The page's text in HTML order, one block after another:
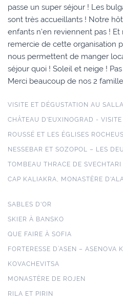
passe un super séjour ! Les
sont très accueillants ! Notre
enfants n'en reviennent pas ! Et
remercie de cette organisation
nous permettent de manger
séjour quoi ! Soleil et neige !
Merci beaucoup de nos 2
VISITE ET DÉGUSTATION AU
CHÂTEAU D'EUXINOGRAD -
ROUSSÉ ET LES ÉGLISES
NESSEBAR ET SOZOPOL – LES
TOMBEAU THRACE DE
CAP KALIAKRA, MONASTÈRE
SABLES D'OR
SKIER À BANSKO
QUE FAIRE À SOFIA
FORTERESSE D’ASEN – ASENOVA
KOVACHEVITSA
MONASTÈRE DE ROJEN
RILA ET PIRIN